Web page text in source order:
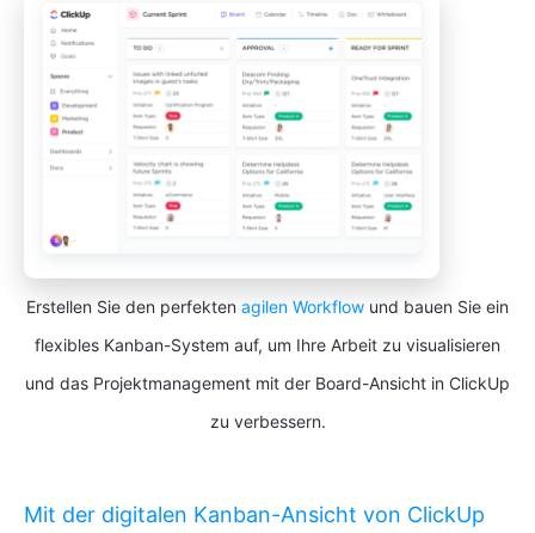
Erstellen Sie den perfekten agilen Workflow und bauen Sie ein
flexibles Kanban-System auf, um Ihre Arbeit zu visualisieren
und das Projektmanagement mit der Board-Ansicht in ClickUp
zu verbessern.
Mit der digitalen Kanban-Ansicht von ClickUp